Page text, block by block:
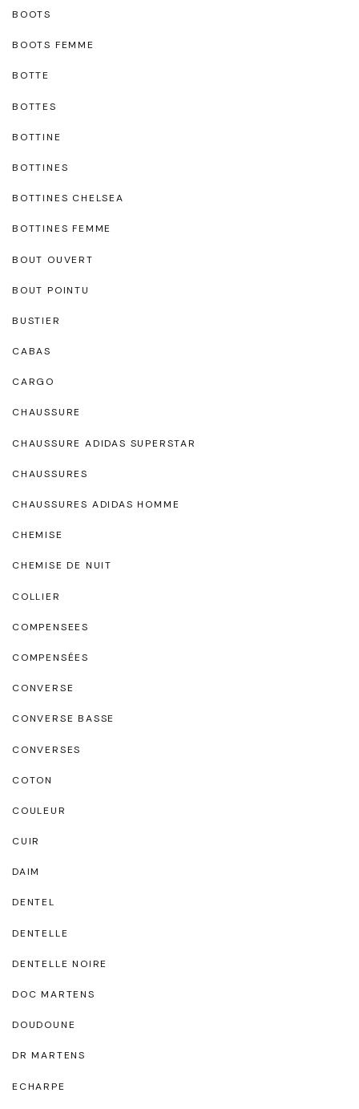
BOOTS
BOOTS FEMME
BOTTE
BOTTES
BOTTINE
BOTTINES
BOTTINES CHELSEA
BOTTINES FEMME
BOUT OUVERT
BOUT POINTU
BUSTIER
CABAS
CARGO
CHAUSSURE
CHAUSSURE ADIDAS SUPERSTAR
CHAUSSURES
CHAUSSURES ADIDAS HOMME
CHEMISE
CHEMISE DE NUIT
COLLIER
COMPENSEES
COMPENSÉES
CONVERSE
CONVERSE BASSE
CONVERSES
COTON
COULEUR
CUIR
DAIM
DENTEL
DENTELLE
DENTELLE NOIRE
DOC MARTENS
DOUDOUNE
DR MARTENS
ECHARPE